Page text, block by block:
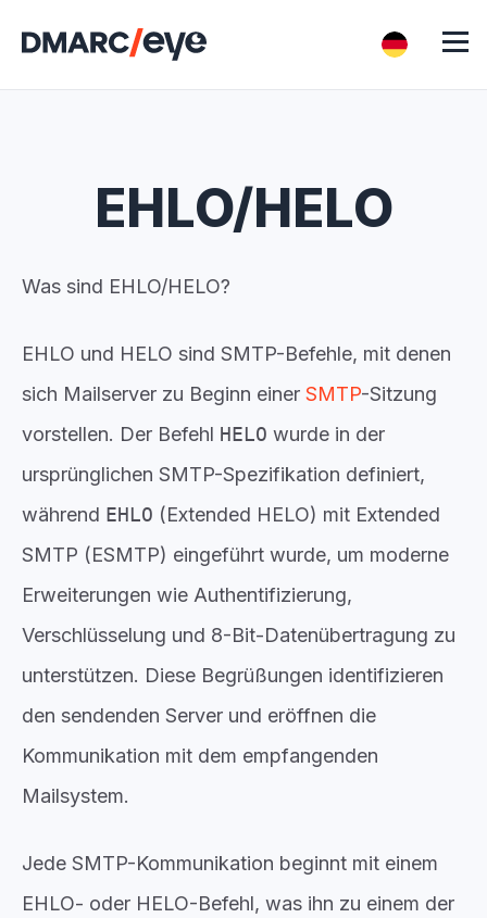
EHLO/HELO
Was sind EHLO/HELO?
EHLO und HELO sind SMTP-Befehle, mit denen
sich Mailserver zu Beginn einer SMTP-Sitzung
vorstellen. Der Befehl HELO wurde in der
ursprünglichen SMTP-Spezifikation definiert,
während EHLO (Extended HELO) mit Extended
SMTP (ESMTP) eingeführt wurde, um moderne
Erweiterungen wie Authentifizierung,
Verschlüsselung und 8-Bit-Datenübertragung zu
unterstützen. Diese Begrüßungen identifizieren
den sendenden Server und eröffnen die
Kommunikation mit dem empfangenden
Mailsystem.
Jede SMTP-Kommunikation beginnt mit einem
EHLO- oder HELO-Befehl, was ihn zu einem der